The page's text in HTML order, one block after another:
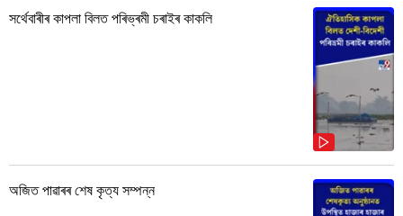
সৰ্থেবাৰীৰ কাপলা বিলত পৰিভ্ৰমী চৰাইৰ কাকলি
অজিত পাৱাৰৰ শেষ কৃত্য সম্পন্ন